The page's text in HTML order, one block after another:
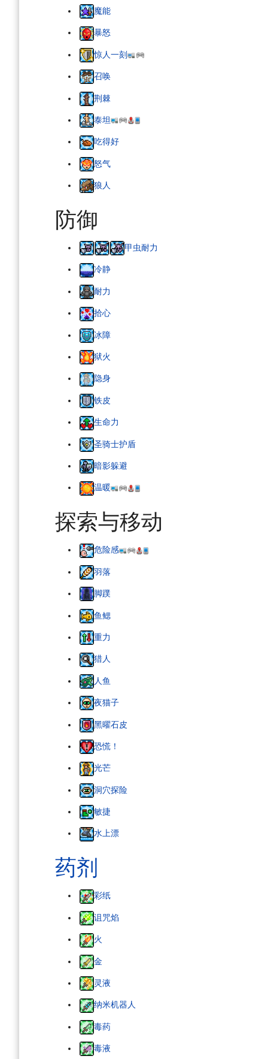
魔能
暴怒
惊人一刻
召唤
荆棘
泰坦
吃得好
怒气
狼人
防御
甲虫耐力
冷静
耐力
拾心
冰障
狱火
隐身
铁皮
生命力
圣骑士护盾
暗影躲避
温暖
探索与移动
危险感
羽落
脚蹼
鱼鳃
重力
猎人
人鱼
夜猫子
黑曜石皮
恐慌！
光芒
洞穴探险
敏捷
水上漂
药剂
彩纸
诅咒焰
火
金
灵液
纳米机器人
毒药
毒液